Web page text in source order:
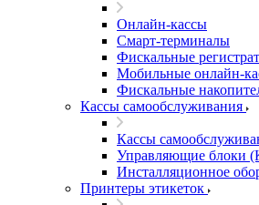
Онлайн-кассы
Смарт-терминалы
Фискальные
Мобильные онлайн-
Фискальные
Кассы самообслуживания
Кассы
Управляющие блоки
Инсталляционное
Принтеры этикеток